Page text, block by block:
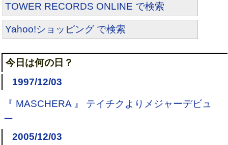
TOWER RECORDS ONLINE で検索
Yahoo!ショッピング で検索
今日は何の日？
1997/12/03
『 MASCHERA 』 テイチクよりメジャーデビュ
ー
2005/12/03